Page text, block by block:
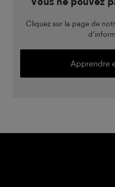
Cliquez sur la page de
Apprendre